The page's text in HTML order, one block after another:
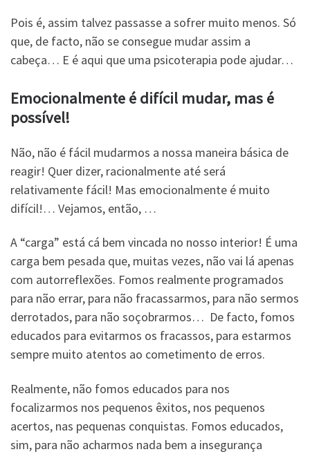
Pois é, assim talvez passasse a sofrer muito menos. Só
que, de facto, não se consegue mudar assim a
cabeça… E é aqui que uma psicoterapia pode ajudar…
Emocionalmente é difícil mudar, mas é
possível!
Não, não é fácil mudarmos a nossa maneira básica de
reagir! Quer dizer, racionalmente até será
relativamente fácil! Mas emocionalmente é muito
difícil!… Vejamos, então, …
A “carga” está cá bem vincada no nosso interior! É uma
carga bem pesada que, muitas vezes, não vai lá apenas
com autorreflexões. Fomos realmente programados
para não errar, para não fracassarmos, para não sermos
derrotados, para não soçobrarmos… De facto, fomos
educados para evitarmos os fracassos, para estarmos
sempre muito atentos ao cometimento de erros.
Realmente, não fomos educados para nos
focalizarmos nos pequenos êxitos, nos pequenos
acertos, nas pequenas conquistas. Fomos educados,
sim, para não acharmos nada bem a insegurança